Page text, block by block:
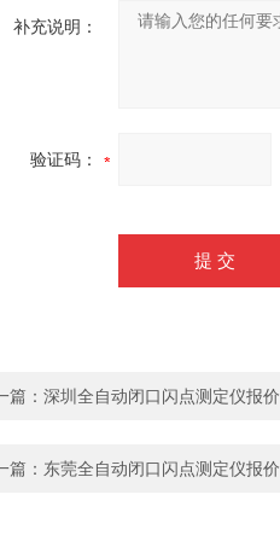
补充说明：
验证码：
篇： 深圳全自动闭口闪点测定仪报价
篇： 东莞全自动闭口闪点测定仪报价